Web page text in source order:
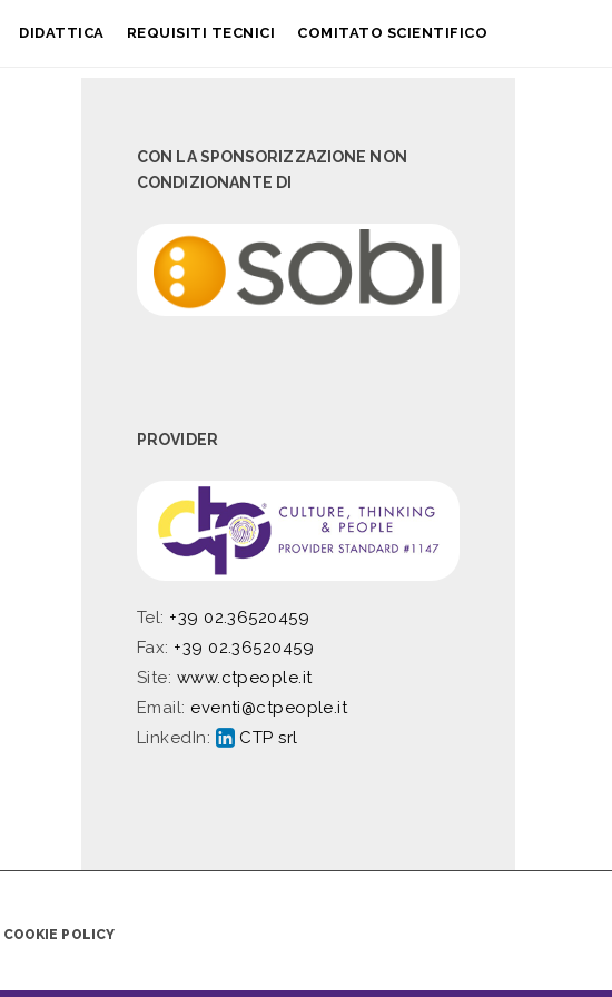
DIDATTICA REQUISITI TECNICI COMITATO SCIENTIFICO
CON LA SPONSORIZZAZIONE NON
CONDIZIONANTE DI
PROVIDER
Tel: +39 02.36520459
Fax: +39 02.36520459
Site: www.ctpeople.it
Email: eventi@ctpeople.it
LinkedIn:
CTP srl
COOKIE POLICY